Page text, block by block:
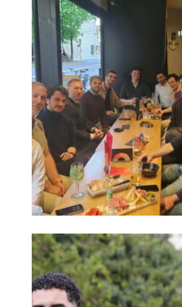
Charger plus Suivre
il y a 4 mois
Voir sur Facebook
Se souvenir de moi
Connexion
Identifiant oublié ?
Mot
oublié ?